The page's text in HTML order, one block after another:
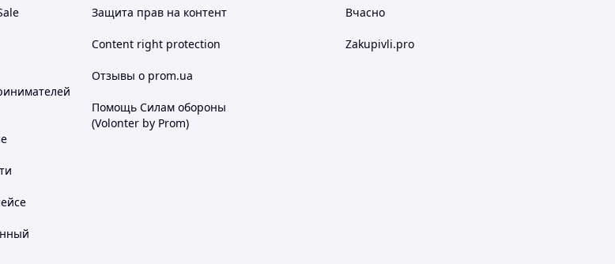
Защита прав на контент
Content right protection
Отзывы о prom.ua
Помощь Силам обороны
(Volonter by Prom)
Вчасно
Zakupivli.pro